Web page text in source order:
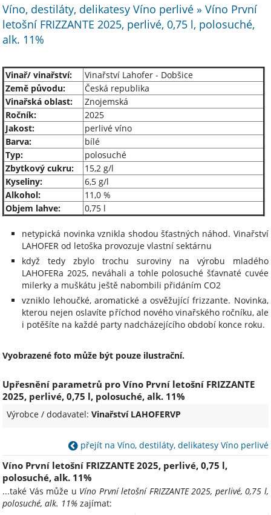
Víno, destiláty, delikatesy Víno perlivé » Víno První
letošní FRIZZANTE 2025, perlivé, 0,75 l, polosuché,
alk. 11%
Vinař/ vinařství:
Vinařství Lahofer - Dobšice
Země původu:
Česká republika
Vinařská oblast:
Znojemská
Ročník:
2025
Jakost:
perlivé víno
Barva:
bílé
Typ:
polosuché
Zbytkový cukru:
15,2 g/l
Kyseliny:
6,5 g/l
Alkohol:
11,0 %
Objem lahve:
0,75 l
netypická novinka vznikla shodou šťastných náhod. Vinařství
LAHOFER od letoška provozuje vlastní sektárnu
když tedy zbylo trochu suroviny na výrobu mladého
LAHOFERa 2025, neváhali a tohle polosuché šťavnaté cuvée
milerky a muškátu ještě nabombili přidáním CO2
vzniklo lehoučké, aromatické a osvěžujícífrizzante. Novinka,
kterou nejen oslavíte příchod nového vinařského ročníku, ale
i potěšíte na každé party nadcházejícího období konce roku.
Vyobrazené foto může být pouze ilustrační.
Upřesnění parametrů pro Víno První letošní FRIZZANTE
2025, perlivé, 0,75 l, polosuché, alk. 11%
Výrobce / dodavatel:Vinařství LAHOFERVP
přejít na Víno, destiláty, delikatesy Víno perlivé
Víno První letošní FRIZZANTE 2025, perlivé, 0,75 l,
polosuché, alk. 11%
...také Vás může u Víno První letošní FRIZZANTE 2025, perlivé, 0,75 l,
polosuché, alk. 11% zajímat: